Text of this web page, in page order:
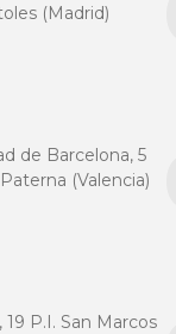
(Madrid)
de Barcelona, 5
(Valencia)
19 P.I. San Marcos